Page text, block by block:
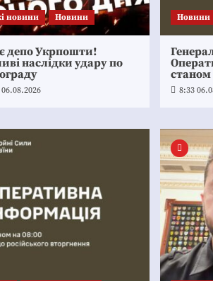
новини Новини
депо Укрпошти!
наслідки удару по
Новини
станом
8:33